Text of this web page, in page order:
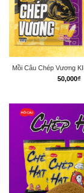
Mồi Câu Chép Vương
50,000₫